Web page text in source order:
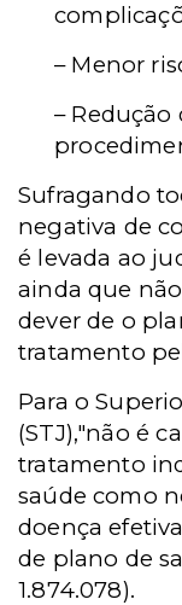
– Menor
– Redução
Sufragando
negativa de
é levada ao
ainda que
dever de o
tratamento
Para o
(STJ),"não é
tratamento
saúde como
doença
de plano de
1.874.078).